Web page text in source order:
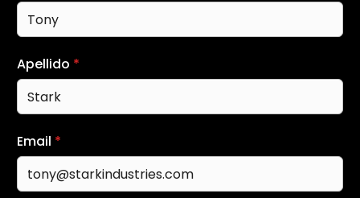
Apellido *
Email *